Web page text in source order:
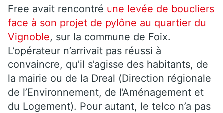
Free avait rencontré une levée de boucliers
face à son projet de pylône au quartier du
Vignoble, sur la commune de Foix.
L’opérateur n’arrivait pas réussi à
convaincre, qu’il s’agisse des habitants, de
la mairie ou de la Dreal (Direction régionale
de l’Environnement, de l’Aménagement et
du Logement). Pour autant, le telco n’a pas